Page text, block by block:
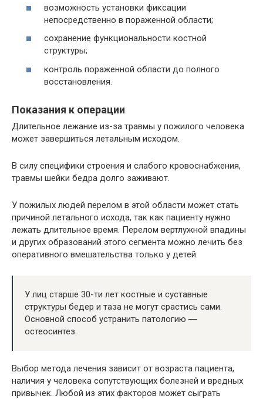
возможность установки фиксации
непосредственно в пораженной области;
сохранение функциональности костной
структуры;
контроль пораженной области до полного
восстановления.
Показания к операции
Длительное лежание из-за травмы у пожилого человека
может завершиться летальным исходом.
В силу специфики строения и слабого кровоснабжения,
травмы шейки бедра долго заживают.
У пожилых людей перелом в этой области может стать
причиной летального исхода, так как пациенту нужно
лежать длительное время. Перелом вертлужной впадины
и других образований этого сегмента можно лечить без
оперативного вмешательства только у детей.
У лиц старше 30-ти лет костные и суставные
структуры бедер и таза не могут срастись сами.
Основной способ устранить патологию ―
остеосинтез.
Выбор метода лечения зависит от возраста пациента,
наличия у человека сопутствующих болезней и вредных
привычек. Любой из этих факторов может сыграть